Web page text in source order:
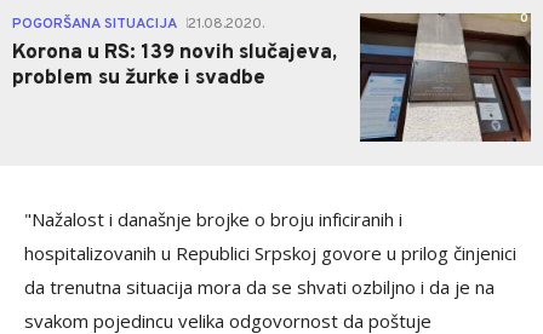
POGORŠANA SITUACIJA 21.08.2020.
Korona u RS: 139 novih slučajeva,
problem su žurke i svadbe
0
"Nažalost i današnje brojke o broju inficiranih i
hospitalizovanih u Republici Srpskoj govore u prilog činjenici
da trenutna situacija mora da se shvati ozbiljno i da je na
svakom pojedincu velika odgovornost da poštuje